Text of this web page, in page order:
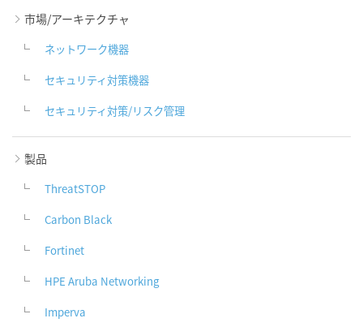
市場/アーキテクチャ
ネットワーク機器
セキュリティ対策機器
セキュリティ対策/リスク管理
製品
ThreatSTOP
Carbon Black
Fortinet
HPE Aruba Networking
Imperva